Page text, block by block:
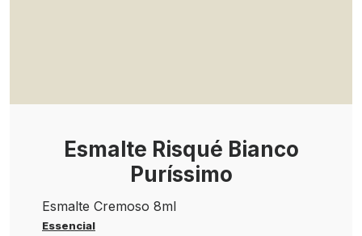
Esmalte Risqué Bianco
Puríssimo
Esmalte Cremoso 8ml
Essencial